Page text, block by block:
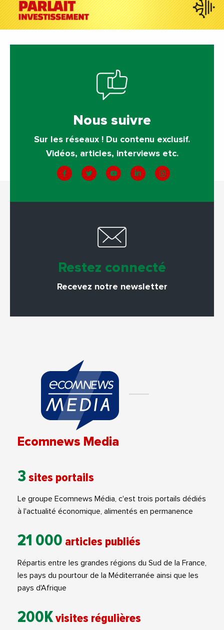
Nous suivre
Sur les réseaux ! Du contenu exclusif.
Vidéos, articles, interviews etc.
Restez connecté
Recevez notre newsletter
Ecomnews Media
3 sites portails
Le groupe Ecomnews Média, c'est trois portails dédiés
à l'actualité économique, alimentés en permanence
21 000 articles publiés
Répartis entre les grandes régions du Sud de la France,
les pays du pourtour de la Méditerranée ainsi que les
pays d'Afrique
200Kvisites régulières